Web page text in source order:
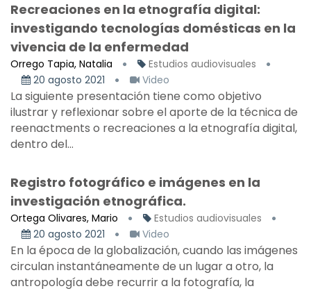
Recreaciones en la etnografía digital:
investigando tecnologías domésticas en la
vivencia de la enfermedad
Orrego Tapia, Natalia
Estudios audiovisuales
20 agosto 2021
Video
La siguiente presentación tiene como objetivo
ilustrar y reflexionar sobre el aporte de la técnica de
reenactments o recreaciones a la etnografía digital,
dentro del...
Registro fotográfico e imágenes en la
investigación etnográfica.
Ortega Olivares, Mario
Estudios audiovisuales
20 agosto 2021
Video
En la época de la globalización, cuando las imágenes
circulan instantáneamente de un lugar a otro, la
antropología debe recurrir a la fotografía, la